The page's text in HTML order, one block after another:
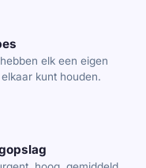
elk een eigen
kunt houden.